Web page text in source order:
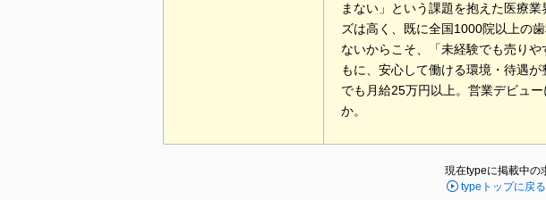
まない」という課題を抱えた医療
ズは高く、既に全国1000院以上の
ないからこそ、「未経験でも売り
もに、安心して働ける環境・待遇
でも月給25万円以上。営業デビュ
か。
現在typeに掲載中の
typeトップに戻る